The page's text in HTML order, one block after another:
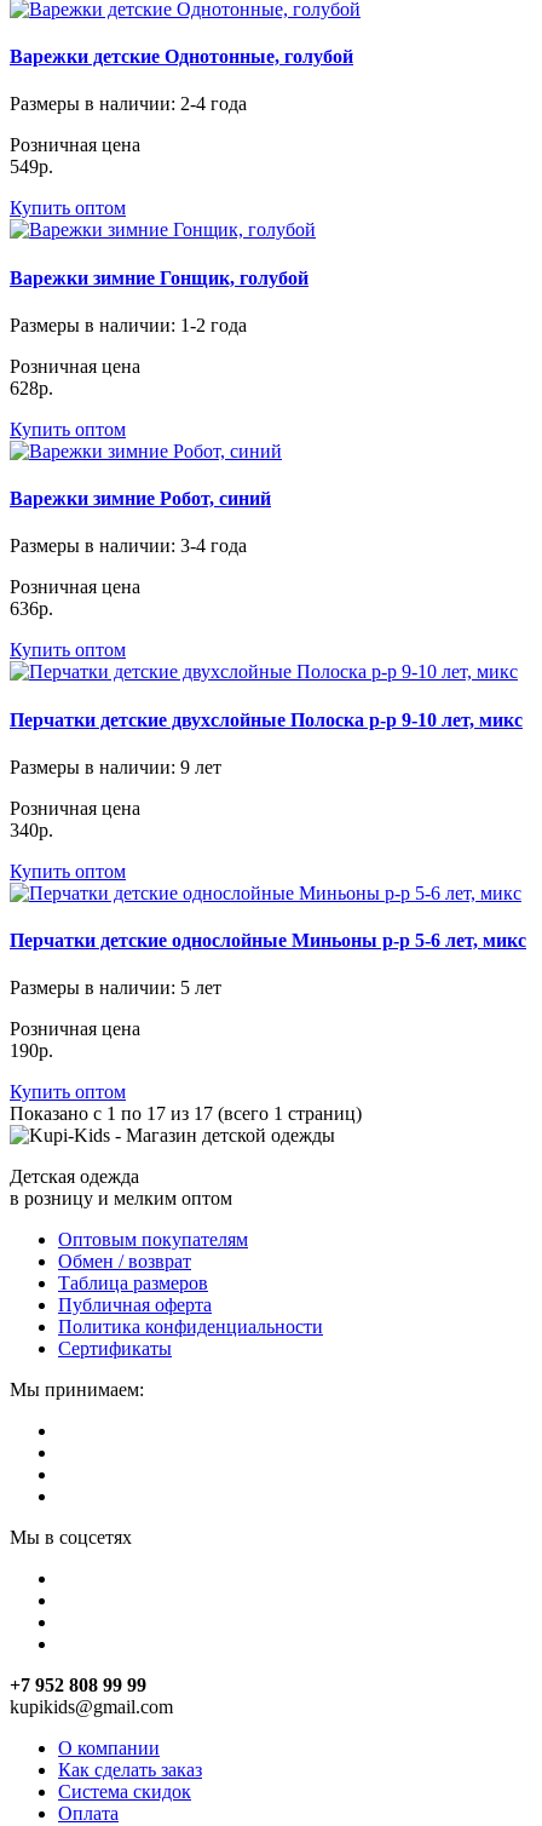
Варежки детские Однотонные, голубой
Размеры в наличии: 2-4 года
Розничная цена
549р.
Купить оптом
Варежки зимние Гонщик, голубой
Размеры в наличии: 1-2 года
Розничная цена
628р.
Купить оптом
Варежки зимние Робот, синий
Размеры в наличии: 3-4 года
Розничная цена
636р.
Купить оптом
Перчатки детские двухслойные Полоска р-р 9-10 лет, микс
Размеры в наличии: 9 лет
Розничная цена
340р.
Купить оптом
Перчатки детские однослойные Миньоны р-р 5-6 лет, микс
Размеры в наличии: 5 лет
Розничная цена
190р.
Купить оптом
Показано с 1 по 17 из 17 (всего 1 страниц)
Детская одежда
в розницу и мелким оптом
Оптовым покупателям
Обмен / возврат
Таблица размеров
Публичная оферта
Политика конфиденциальности
Сертификаты
Мы принимаем:
Мы в соцсетях
+7 952 808 99 99
kupikids@gmail.com
О компании
Как сделать заказ
Система скидок
Оплата